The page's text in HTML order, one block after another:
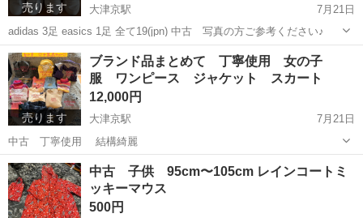
売ります 大津京駅
7月21日
adidas 3足 easics 1足 全て19(jpn) 中古 写真の方ご参考ください♪
滋賀 大津市 大津京駅 キッズ用品 adidas
売ります
ブランド品まとめて 丁寧使用 女の子
服 ワンピース ジャケット スカート
12,000円
大津京駅
7月21日
中古 丁寧使用 結構綺麗
滋賀 大津市 大津京駅 ブランド
中古 子供 95cm〜105cm レインコートミ
ッキーマウス
500円